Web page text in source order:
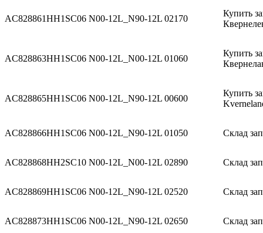
AC828861HH1SC06 N00-12L_N90-12L 02170
Купить
AC828863HH1SC06 N00-12L_N00-12L 01060
Купить
AC828865HH1SC06 N00-12L_N90-12L 00600
Купить
AC828866HH1SC06 N00-12L_N90-12L 01050 Склад
AC828868HH2SC10 N00-12L_N00-12L 02890 Склад
AC828869HH1SC06 N00-12L_N90-12L 02520 Склад
AC828873HH1SC06 N00-12L_N90-12L 02650 Склад